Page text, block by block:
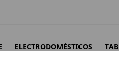
ELECTRODOMÉSTICOS